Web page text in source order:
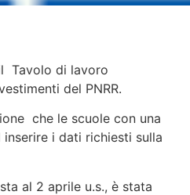
Tavolo di lavoro
del PNRR.
che le scuole con una
i dati richiesti sulla
al 2 aprile u.s., è stata